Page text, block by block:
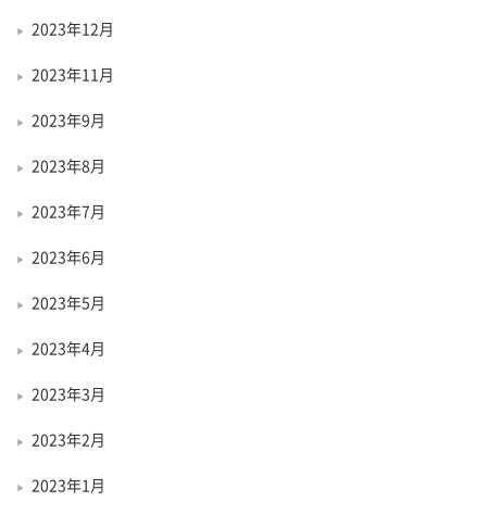
2023年12月
2023年11月
2023年9月
2023年8月
2023年7月
2023年6月
2023年5月
2023年4月
2023年3月
2023年2月
2023年1月